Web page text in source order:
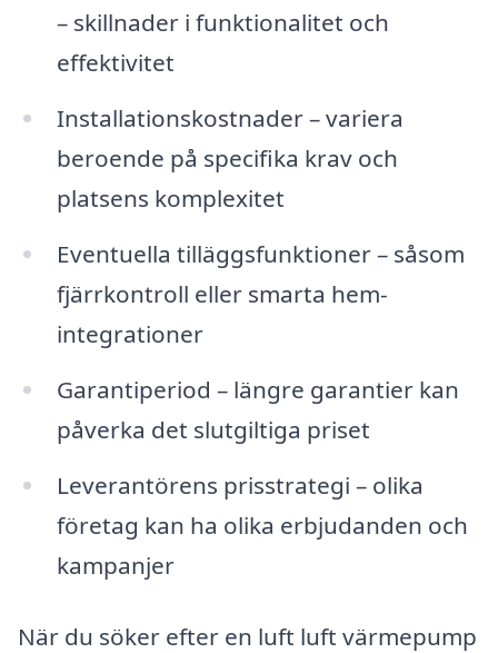
– skillnader i funktionalitet och
effektivitet
Installationskostnader – variera
beroende på specifika krav och
platsens komplexitet
Eventuella tilläggsfunktioner – såsom
fjärrkontroll eller smarta hem-
integrationer
Garantiperiod – längre garantier kan
påverka det slutgiltiga priset
Leverantörens prisstrategi – olika
företag kan ha olika erbjudanden och
kampanjer
När du söker efter en luft luft värmepump